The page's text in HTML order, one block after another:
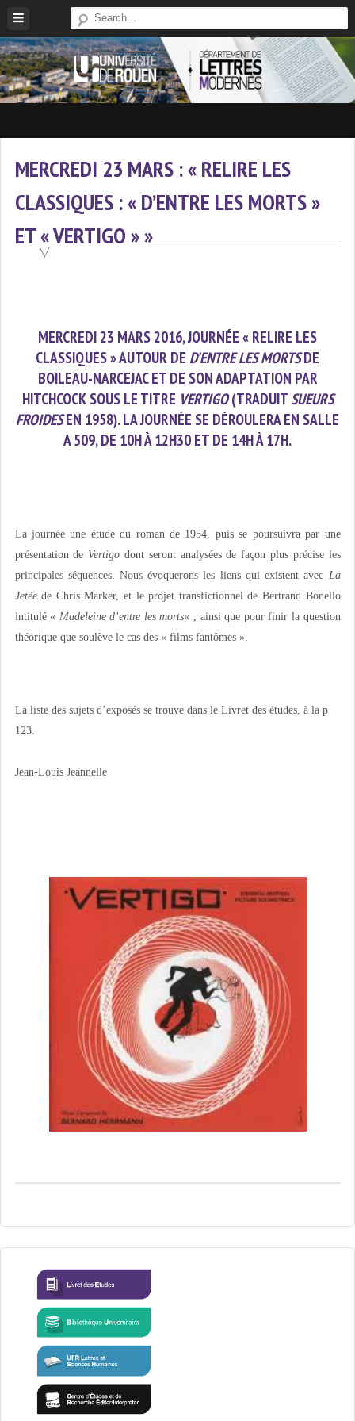
content
MERCREDI 23 MARS : « RELIRE LES
CLASSIQUES : « D’ENTRE LES MORTS »
ET « VERTIGO » »
MERCREDI 23 MARS 2016, JOURNÉE « RELIRE LES
CLASSIQUES » AUTOUR DE D’ENTRE LES MORTSDE
BOILEAU-NARCEJAC ET DE SON ADAPTATION PAR
HITCHCOCK SOUS LE TITRE VERTIGO(TRADUITSUEURS
FROIDESEN 1958). LA JOURNÉE SE DÉROULERA EN SALLE
A 509,DE 10H À 12H30 ET DE 14H À 17H.
La journée une étude du roman de 1954, puis se poursuivra par une
présentation de Vertigo dont seront analysées de façon plus précise les
principales séquences. Nous évoquerons les liens qui existent avec La
Jetéede Chris Marker, et le projet transfictionnel de Bertrand Bonello
intitulé « Madeleine d’entre les morts« , ainsi que pour finir la question
théorique que soulève le cas des « films fantômes ».
La liste des sujets d’exposés se trouve dans le Livret des études, à la p
123.
Jean-Louis Jeannelle